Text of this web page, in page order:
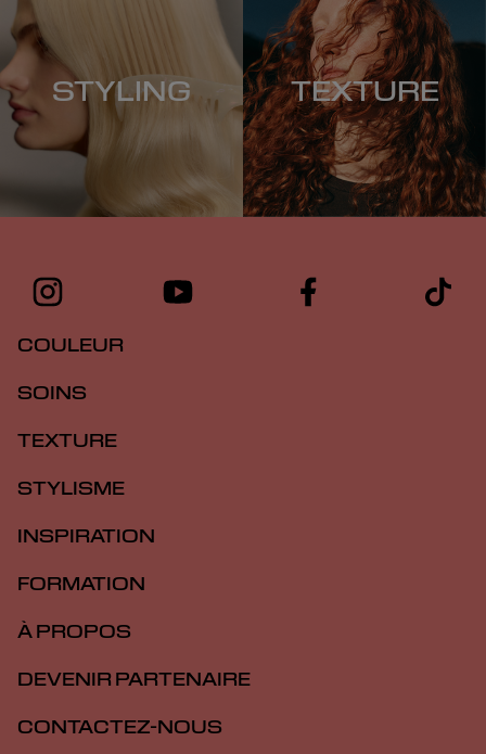
STYLING TEXTURE
COULEUR
SOINS
TEXTURE
STYLISME
INSPIRATION
FORMATION
À PROPOS
DEVENIR PARTENAIRE
CONTACTEZ-NOUS